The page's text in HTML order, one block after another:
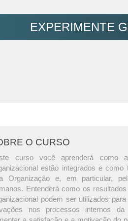
EXPERIMENTE
O CURSO
curso você aprenderá como
estão integrados e como
Organização e, em particular,
Entenderá como os
podem ser utilizados
nos processos internos da